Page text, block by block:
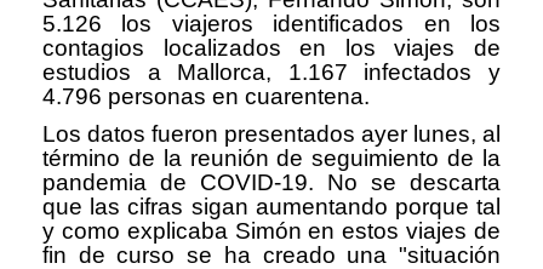
5.126 los viajeros identificados en los
contagios localizados en los viajes de
estudios a Mallorca, 1.167 infectados y
4.796 personas en cuarentena.
Los datos fueron presentados ayer lunes, al
término de la reunión de seguimiento de la
pandemia de COVID-19. No se descarta
que las cifras sigan aumentando porque tal
y como explicaba Simón en estos viajes de
fin de curso se ha creado una "situación